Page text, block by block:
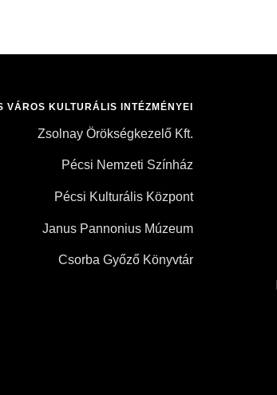
VÁROS KULTURÁLIS INTÉZMÉNYEI
Zsolnay Örökségkezelő Kft.
Pécsi Nemzeti Színház
Pécsi Kulturális Központ
Janus Pannonius Múzeum
Csorba Győző Könyvtár